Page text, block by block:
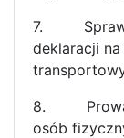
7.
deklaracji
8.
osób